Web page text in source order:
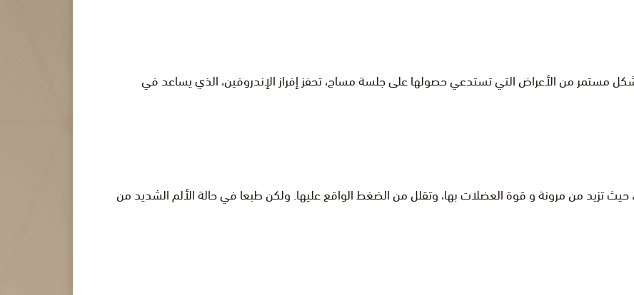
مستمر من الأعراض التي تستدعي حصولها على جلسة مساج، تحفز إفراز الإندروفين، الذي يساعد في
تزيد من مرونة و قوة العضلات بها، وتقلل من الضغط الواقع عليها. ولكن طبعا في حالة الألم الشديد من